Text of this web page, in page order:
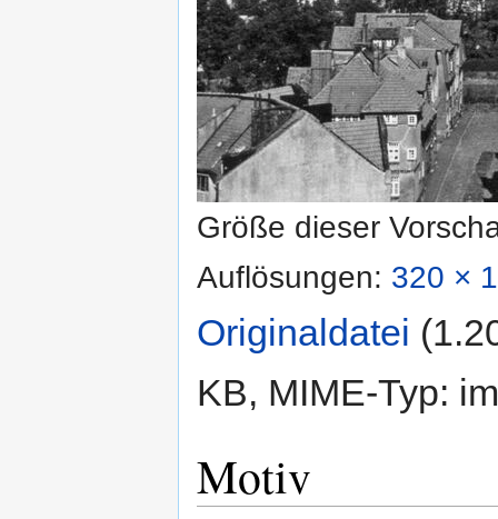
Größe dieser
Auflösungen: 320 ×
Originaldatei
KB, MIME-Typ:
Motiv